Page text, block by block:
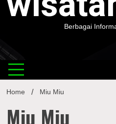
Berbagai
Home Miu Miu
Miu Miu